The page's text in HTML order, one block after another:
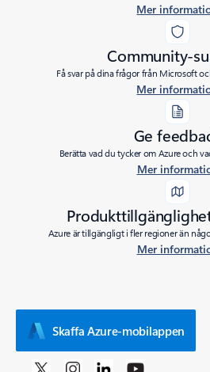
Mer
Community-
Få svar på dina frågor från Microsoft
Mer
Ge
Berätta vad du tycker om Azure och
Mer
Azure är tillgängligt i fler regioner än
Mer
Skaffa Azure-mobilappen